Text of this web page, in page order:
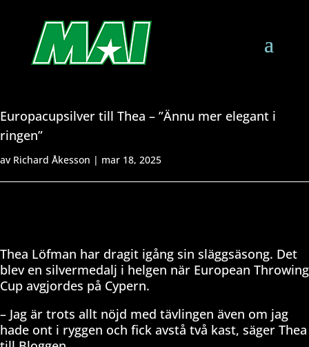
Europacupsilver till Thea – ”Ännu mer elegant i
ringen”
av Richard Åkesson | mar 18, 2025
Thea Löfman har dragit igång sin släggsäsong. Det
blev en silvermedalj i helgen när European Throwing
Cup avgjordes på Cypern.
– Jag är trots allt nöjd med tävlingen även om jag
hade ont i ryggen och fick avstå två kast, säger Thea